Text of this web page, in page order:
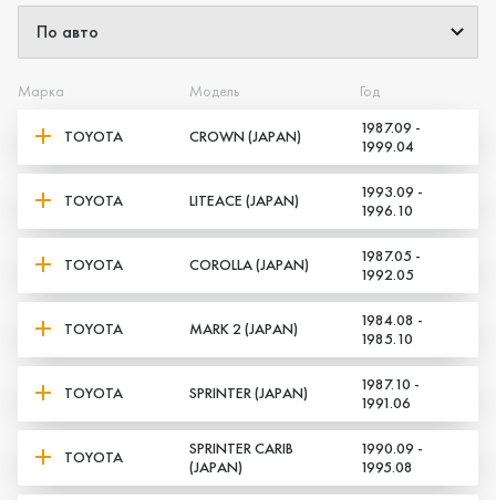
Да, верно Нет, выбрать другой
Марка Модель Год
TOYOTA CROWN (JAPAN)
1987.09 -
1999.04
TOYOTA LITEACE (JAPAN)
1993.09 -
1996.10
TOYOTA COROLLA (JAPAN)
1987.05 -
1992.05
TOYOTA MARK 2 (JAPAN)
1984.08 -
1985.10
TOYOTA SPRINTER (JAPAN)
1987.10 -
1991.06
TOYOTA
SPRINTER CARIB
(JAPAN)
1990.09 -
1995.08